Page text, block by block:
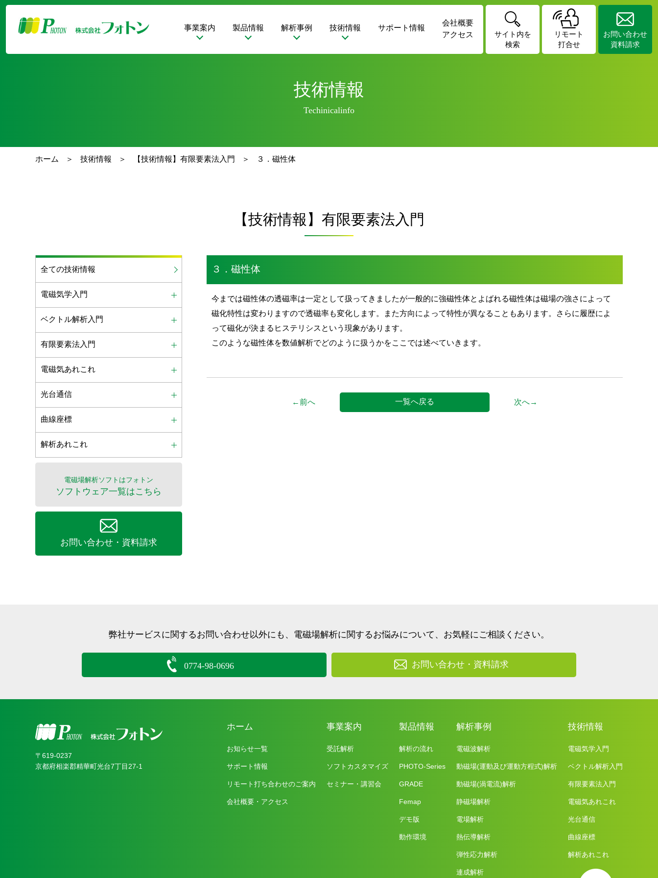
事業案内 製品情報 解析事例 技術情報 サポート情報
会社概要
アクセス
サイト内を
検索
リモート
打合せ
お問い合わせ
資料請求
技術情報
Techinicalinfo
ホーム 技術情報 【技術情報】有限要素法入門 ３．磁性体
【技術情報】有限要素法入門
３．磁性体
今までは磁性体の透磁率は一定として扱ってきましたが一般的に強磁性体とよばれる磁性体は磁場の強さによって
磁化特性は変わりますので透磁率も変化します。また方向によって特性が異なることもあります。さらに履歴によ
って磁化が決まるヒステリシスという現象があります。
このような磁性体を数値解析でどのように扱うかをここでは述べていきます。
←前へ 一覧へ戻る 次へ→
全ての技術情報
電磁気学入門
ベクトル解析入門
有限要素法入門
電磁気あれこれ
光台通信
曲線座標
解析あれこれ
電磁場解析ソフトはフォトン
ソフトウェア一覧はこちら
お問い合わせ・資料請求
弊社サービスに関するお問い合わせ以外にも、 電磁場解析に関するお悩みについて、 お気軽にご相談ください。
0774-98-0696 お問い合わせ・資料請求
〒619‐0237
京都府相楽郡精華町光台7丁目27-1
ホーム
お知らせ一覧
サポート情報
リモート打ち合わせのご案内
会社概要・アクセス
事業案内
受託解析
ソフトカスタマイズ
セミナー・講習会
製品情報
解析の流れ
PHOTO-Series
GRADE
Femap
デモ版
動作環境
解析事例
電磁波解析
動磁場(運動及び運動方程式)解析
動磁場(渦電流)解析
静磁場解析
電場解析
熱伝導解析
弾性応力解析
連成解析
技術情報
電磁気学入門
ベクトル解析入門
有限要素法入門
電磁気あれこれ
光台通信
曲線座標
解析あれこれ